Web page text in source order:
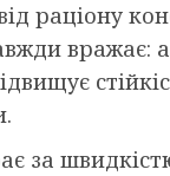
раціону
вражає:
за